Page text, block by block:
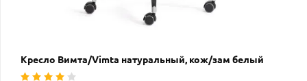
Кресло Вимта/Vimta натуральный, кож/зам белый